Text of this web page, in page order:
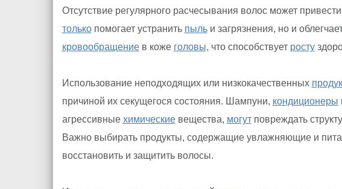
Отсутствие регулярного расчесывания волос может
толькопомогает устранить пыльи загрязнения, но и
кровообращениев коже головы, что способствует росту
Использование неподходящих или низкокачественных
причиной их секущегося состояния. Шампуни, кондиционеры
агрессивные химическиевещества, могутповреждать
Важно выбирать продукты, содержащие увлажняющие и
восстановить и защитить волосы.